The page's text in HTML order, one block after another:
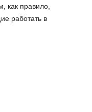
как правило,
работать в